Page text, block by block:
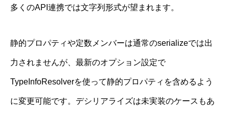
多くのAPI連携では文字列形式が望まれます。
静的プロパティや定数メンバーは通常のserializeでは出
力されませんが、最新のオプション設定で
TypeInfoResolverを使って静的プロパティを含めるよう
に変更可能です。デシリアライズは未実装のケースもあ